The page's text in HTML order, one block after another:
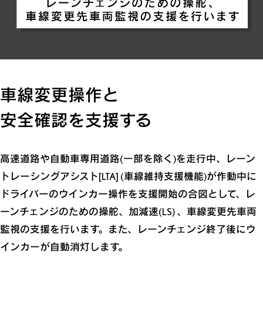
車線変更操作と
安全確認を支援する
高速道路や自動車専用道路(一部を除く)を走行中、レーン
トレーシングアシスト[LTA] (車線維持支援機能)が作動中に
ドライバーのウインカー操作を支援開始の合図として、レ
ーンチェンジのための操舵、加減速(LS)、車線変更先車両
監視の支援を行います。また、レーンチェンジ終了後にウ
インカーが自動消灯します。